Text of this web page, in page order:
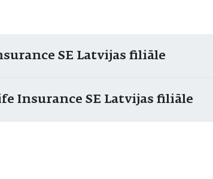
SE Latvijas filiāle
Insurance SE Latvijas filiāle